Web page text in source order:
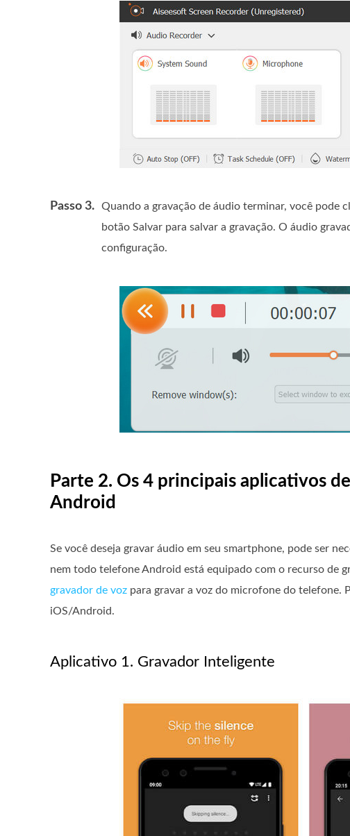
Passo 3. Quando a gravação de áudio terminar, você pode
botão Salvar para salvar a gravação. O áudio
configuração.
Parte 2. Os 4 principais aplicativos
Android
Se você deseja gravar áudio em seu smartphone, pode ser
nem todo telefone Android está equipado com o recurso de
gravador de voz para gravar a voz do microfone do telefone.
iOS/Android.
Aplicativo 1. Gravador Inteligente